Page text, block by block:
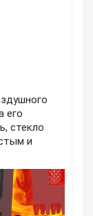
его
стекло
и